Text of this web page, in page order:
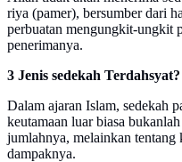
riya (pamer), bersumber dari
perbuatan mengungkit-ungkit
penerimanya.
3 Jenis sedekah Terdahsyat?
Dalam ajaran Islam, sedekah
keutamaan luar biasa
jumlahnya, melainkan tentang
dampaknya.